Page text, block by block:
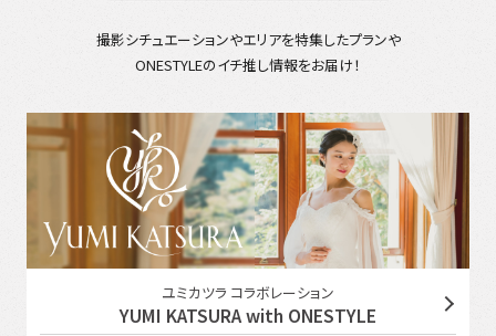
撮影シチュエーションやエリアを特集したプランや
ONESTYLEのイチ推し情報をお届け！
ユミカツラ コラボレーション
YUMI KATSURA with ONESTYLE